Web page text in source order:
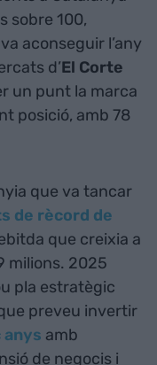
sobre 100,
aconseguir l’any
d’El Corte
un punt la marca
posició, amb 78
que va tancar
de rècord de
que creixia a
milions. 2025
pla estratègic
preveu invertir
anys amb
de negocis i